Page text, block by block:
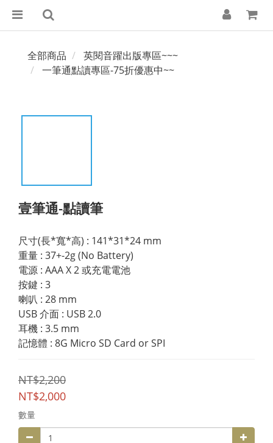
全部商品
英閱音躍出版專區~~~
一筆通點讀專區-75折優惠中~~
壹筆通-點讀筆
尺寸(長*寬*高) : 141*31*24 mm
重量 : 37+-2g (No Battery)
電源 : AAA X 2 或充電電池
按鍵 : 3
喇叭 : 28 mm
USB 介面 : USB 2.0
耳機 : 3.5 mm
記憶體 : 8G Micro SD Card or SPI
NT$2,200
NT$2,000
數量